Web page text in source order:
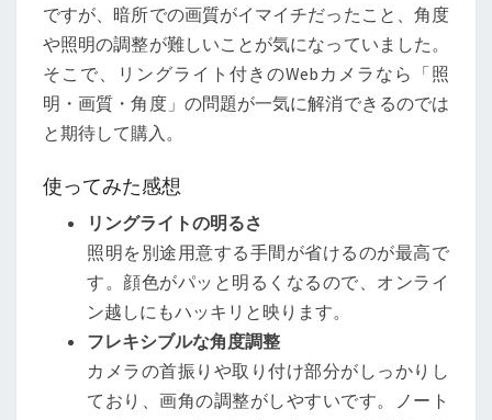
ス
充
電
器
題
の
ガ
ジ
ェ
ッ
ト
ですが、暗所での画質がイマイチだったこと、角度
や照明の調整が難しいことが気になっていました。
そこで、リングライト付きのWebカメラなら「照
明・画質・角度」の問題が一気に解消できるのでは
と期待して購入。
使ってみた感想
リングライトの明るさ
照明を別途用意する手間が省けるのが最高で
す。顔色がパッと明るくなるので、オンライ
ン越しにもハッキリと映ります。
フレキシブルな角度調整
カメラの首振りや取り付け部分がしっかりし
ており、画角の調整がしやすいです。ノート